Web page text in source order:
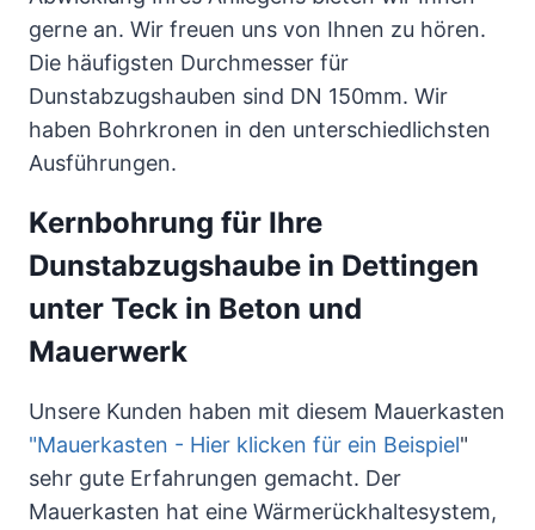
gerne an. Wir freuen uns von Ihnen zu hören.
Die häufigsten Durchmesser für
Dunstabzugshauben sind DN 150mm. Wir
haben Bohrkronen in den unterschiedlichsten
Ausführungen.
Kernbohrung für Ihre
Dunstabzugshaube in Dettingen
unter Teck in Beton und
Mauerwerk
Unsere Kunden haben mit diesem Mauerkasten
"Mauerkasten - Hier klicken für ein Beispiel"
sehr gute Erfahrungen gemacht. Der
Mauerkasten hat eine Wärmerückhaltesystem,